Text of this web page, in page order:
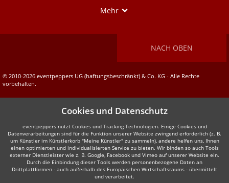
Mehr
NACH OBEN
© 2010-2026 eventpeppers UG (haftungsbeschränkt) & Co. KG - Alle Rechte
vorbehalten.
Cookies und Datenschutz
eventpeppers nutzt Cookies und Tracking-Technologien. Einige Cookies und
Datenverarbeitungen sind für die Funktion unserer Website zwingend erforderlich (z. B.
um Künstler im Künstlerkorb "Meine Künstler" zu sammeln), andere helfen uns, Ihnen
einen optimierten und individualisierten Service zu bieten. Wir binden so auch Tools
externer Dienstleister wie z. B. Google, Facebook und Vimeo auf unserer Website ein.
Durch die Einbindung dieser Tools werden personenbezogene Daten an
Drittplattformen - auch außerhalb des Europäischen Wirtschaftsraums - übermittelt
und verarbeitet.